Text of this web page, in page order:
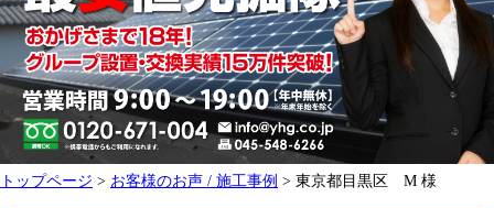
トップページ > お客様のお声 / 施工事例 > 東京都目黒区 M 様